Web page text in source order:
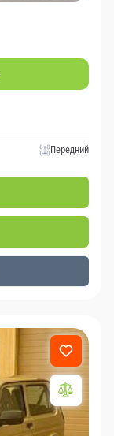
Передний